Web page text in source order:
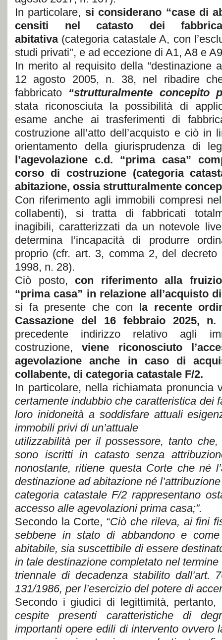
In particolare, si considerano “case di
censiti nel catasto dei
abitativa (categoria catastale A, con
studi privati", e ad eccezione di A1, A8 e
In merito al requisito della “destinazione
12 agosto 2005, n. 38, nel ribadire
fabbricato “strutturalmente concepito
stata riconosciuta la possibilità di
esame anche ai trasferimenti di
costruzione all’atto dell’acquisto e ciò in
orientamento della giurisprudenza di
l’agevolazione c.d. “prima casa”
corso di costruzione (categoria
abitazione, ossia strutturalmente
Con riferimento agli immobili compresi
collabenti), si tratta di fabbricati
inagibili, caratterizzati da un notevole
determina l’incapacità di produrre
proprio (cfr. art. 3, comma 2, del decreto
1998, n. 28).
Ciò posto, con riferimento alla
“prima casa” in relazione all’acquisto
si fa presente che con la recente
Cassazione del 16 febbraio 2025,
precedente indirizzo relativo agli
costruzione, viene riconosciuto
agevolazione anche in caso di
collabente, di categoria catastale F/2.
In particolare, nella richiamata pronuncia
certamente indubbio che caratteristica dei
loro inidoneità a soddisfare attuali
immobili privi di un’attuale
utilizzabilità per il possessore, tanto
sono iscritti in catasto senza
nonostante, ritiene questa Corte che né
destinazione ad abitazione né
categoria catastale F/2 rappresentano
accesso alle agevolazioni prima casa;”.
Secondo la Corte, “Ciò che rileva, ai fini
sebbene in stato di abbandono e
abitabile, sia suscettibile di essere
in tale destinazione completato nel termine
triennale di decadenza stabilito dall’art.
131/1986, per l’esercizio del potere di
Secondo i giudici di legittimità, pertanto,
cespite presenti caratteristiche di
importanti opere edili di intervento ovvero